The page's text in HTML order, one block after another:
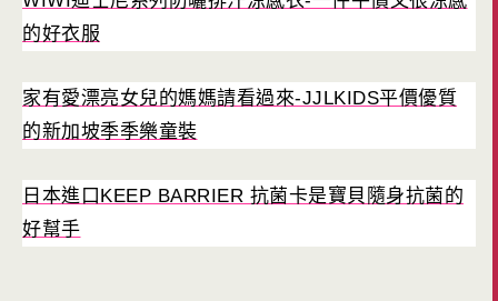
的好衣服
家有愛漂亮女兒的媽媽請看過來-JJLKIDS平價優質
的新加坡季季樂童裝
日本進口KEEP BARRIER 抗菌卡是寶貝隨身抗菌的
好幫手